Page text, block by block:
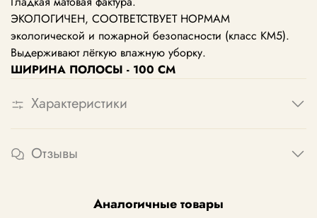
ЭКОЛОГИЧЕН, СООТВЕТСТВУЕТ НОРМАМ
экологической и пожарной безопасности (класс КМ5).
Выдерживают лёгкую влажную уборку.
ШИРИНА ПОЛОСЫ - 100 СМ
Характеристики
Отзывы
Аналогичные товары